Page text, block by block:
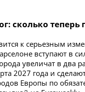
сколько теперь
к серьезным
вступают в
увеличат в два
2027 года и
Европы по